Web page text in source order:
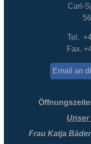
Carl-
Tel.
Fax.
Email an
Unser
Frau Katja